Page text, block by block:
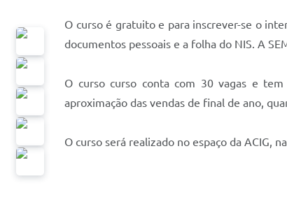
O curso é gratuito e para inscrever-se o
documentos pessoais e a folha do NIS. A
O curso curso conta com 30 vagas e
aproximação das vendas de final de ano,
O curso será realizado no espaço da ACIG,